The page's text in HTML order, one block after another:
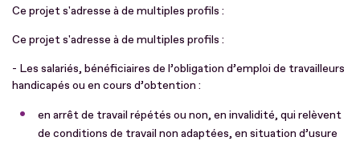
Ce projet s'adresse à de multiples profils :
Ce projet s'adresse à de multiples profils :
- Les salariés, bénéficiaires de l’obligation d’emploi de travailleurs
handicapés ou en cours d’obtention :
en arrêt de travail répétés ou non, en invalidité, qui relèvent
de conditions de travail non adaptées, en situation d’usure